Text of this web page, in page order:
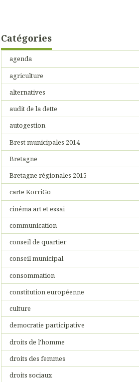
Catégories
agenda
agriculture
alternatives
audit de la dette
autogestion
Brest municipales 2014
Bretagne
Bretagne régionales 2015
carte KorriGo
cinéma art et essai
communication
conseil de quartier
conseil municipal
consommation
constitution européenne
culture
democratie participative
droits de l'homme
droits des femmes
droits sociaux